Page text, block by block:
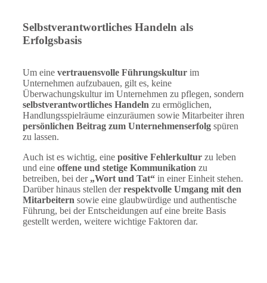
Selbstverantwortliches Handeln als
Erfolgsbasis
Um eine vertrauensvolle Führungskultur im
Unternehmen aufzubauen, gilt es, keine
Überwachungskultur im Unternehmen zu pflegen, sondern
selbstverantwortliches Handeln zu ermöglichen,
Handlungsspielräume einzuräumen sowie Mitarbeiter ihren
persönlichen Beitrag zum Unternehmenserfolg spüren
zu lassen.
Auch ist es wichtig, eine positive Fehlerkultur zu leben
und eine offene und stetige Kommunikation zu
betreiben, bei der „Wort und Tat“ in einer Einheit stehen.
Darüber hinaus stellen derrespektvolle Umgang mit den
Mitarbeitern sowie eine glaubwürdige und authentische
Führung, bei der Entscheidungen auf eine breite Basis
gestellt werden, weitere wichtige Faktoren dar.